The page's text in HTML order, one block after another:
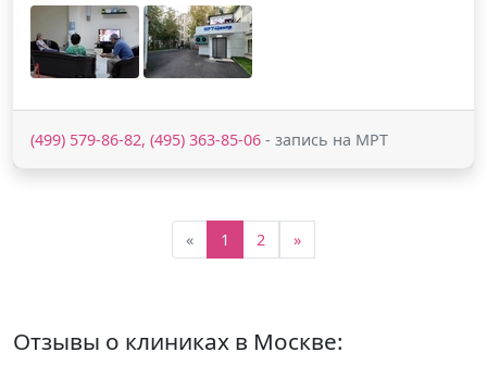
(499) 579-86-82, (495) 363-85-06 - запись на МРТ
« 1 2 »
Отзывы о клиниках в Москве: